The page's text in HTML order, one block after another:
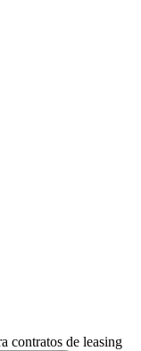
contratos de leasing